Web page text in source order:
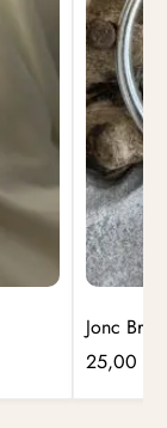
Jonc
25,00